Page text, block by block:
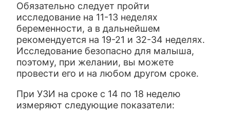
Обязательно следует пройти
исследование на 11-13 неделях
беременности, а в дальнейшем
рекомендуется на 19-21 и 32-34 неделях.
Исследование безопасно для малыша,
поэтому, при желании, вы можете
провести его и на любом другом сроке.
При УЗИ на сроке с 14 по 18 неделю
измеряют следующие показатели: